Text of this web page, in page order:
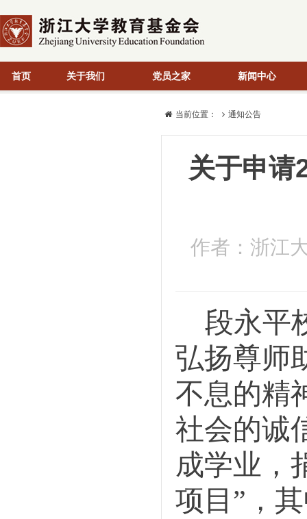
首页 关于我们 党员之家 新闻中心
当前位置： 通知公告
关于申请
作者：浙江
段永平
弘扬尊师
不息的精
社会的诚
成学业，
项目”，